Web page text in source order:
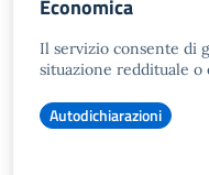
Economica
Il servizio consente di
situazione reddituale o
Autodichiarazioni